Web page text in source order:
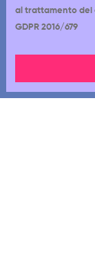
al trattamento dei
GDPR 2016/679